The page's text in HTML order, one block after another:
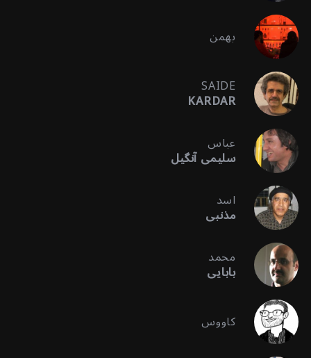
بهمن
SAIDE
KARDAR
عباس
سلیمی آنگیل
اسد
مذنبی
محمد
بابایی
کاووس